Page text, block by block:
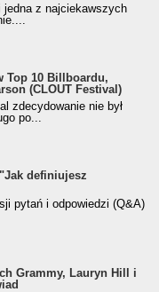
jedna z najciekawszych
Top 10 Billboardu,
(CLOUT Festival)
zdecydowanie nie był
po...
definiujesz
pytań i odpowiedzi (Q&A)
Grammy, Lauryn Hill i